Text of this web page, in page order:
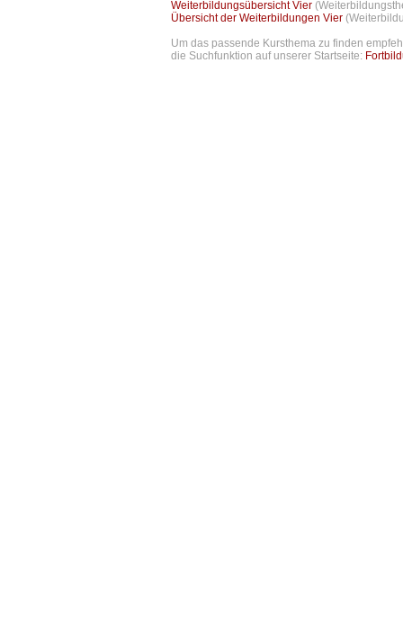
Weiterbildungsübersicht Vier
Übersicht der Weiterbildungen Vier
Um das passende Kursthema zu finden
die Suchfunktion auf unserer Startseite: